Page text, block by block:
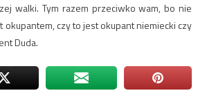
walki. Tym razem przeciwko wam, bo nie
okupantem, czy to jest okupant niemiecki czy
Duda.